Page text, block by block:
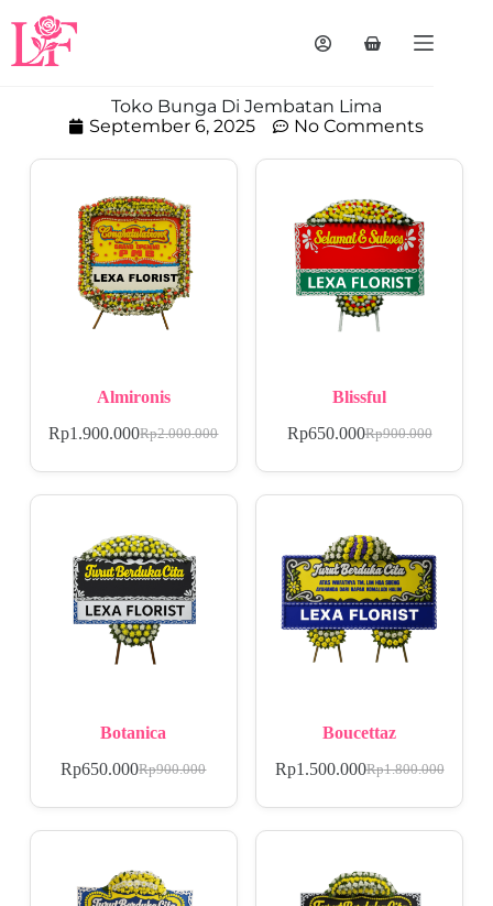
Toko Bunga Di Jembatan Lima
September 6, 2025
No Comments
Almironis
Rp2.000.000
Rp1.900.000
Blissful
Rp900.000
Rp650.000
Botanica
Rp900.000
Rp650.000
Boucettaz
Rp1.800.000
Rp1.500.000